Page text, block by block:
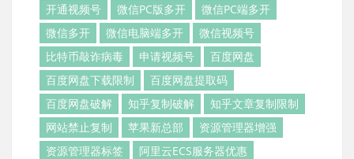
开通视频号
微信PC版多开
微信PC端多开
微信多开
微信电脑端多开
微信视频号
比特币敲诈病毒
申请视频号
百度网盘
百度网盘下载限制
百度网盘提取码
百度网盘破解
知乎复制破解
知乎文章复制限制
网站禁止复制
苹果新总部
资源管理器增强
资源管理器标签
阿里云ECS服务器优惠